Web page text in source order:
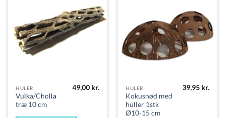
HULER
Vulka/Cholla
træ 10 cm
49,00 kr. HULER
Kokusnød med
huller 1stk
Ø10-15 cm
39,95 kr.